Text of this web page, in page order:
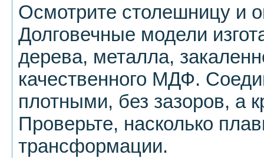
Осмотрите столешницу и
Долговечные модели
дерева, металла,
качественного МДФ.
плотными, без зазоров, а
Проверьте, насколько
трансформации.